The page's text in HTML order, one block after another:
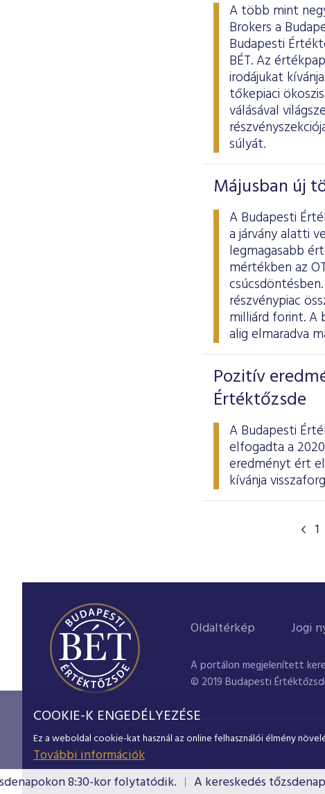
8:30-kor folytatódik. A kereskedés
A több mint
Brokers a
Budapesti
BÉT. Az
irodájukat
tőkepiaci
válásával
súlyát.
Májusban új
A Budapesti
a járvány alatti
legmagasabb
mértékben az
részvénypiac
milliárd forint. A
alig elmaradva
Pozitív
Értéktőzsde
A Budapesti
elfogadta a
eredményt ért
kívánja
1
Oldaltérkép Jogi
A portálon megjelenített
© 2019 Budapesti
COOKIE-K ENGEDÉLYEZÉSE
Ez a weboldal cookie-kat használ az online felhasználói élmény
További információk